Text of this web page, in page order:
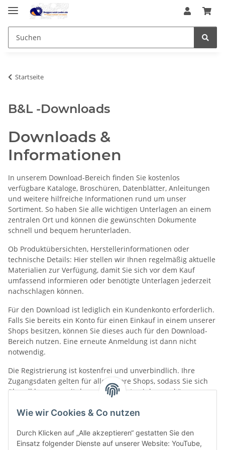
Wie wir Cookies & Co nutzen
Durch Klicken auf „Alle akzeptieren“ gestatten Sie den
Einsatz folgender Dienste auf unserer Website: YouTube,
Startseite
B&L -Downloads
Downloads &
Informationen
In unserem Download-Bereich finden Sie kostenlos
verfügbare Kataloge, Broschüren, Datenblätter, Anleitungen
und weitere hilfreiche Informationen rund um unser
Sortiment. So haben Sie alle wichtigen Unterlagen an einem
zentralen Ort und können die gewünschten Dokumente
schnell und bequem herunterladen.
Ob Produktübersichten, Herstellerinformationen oder
technische Details: Hier stellen wir Ihnen regelmäßig aktuelle
Materialien zur Verfügung, damit Sie sich vor dem Kauf
umfassend informieren oder benötigte Unterlagen jederzeit
nachschlagen können.
Für den Download ist lediglich ein Kundenkonto erforderlich.
Falls Sie bereits ein Konto für einen Einkauf in einem unserer
Shops besitzen, können Sie dieses auch für den Download-
Bereich nutzen. Eine erneute Anmeldung ist dann nicht
notwendig.
Die Registrierung ist kostenfrei und unverbindlich. Ihre
Zugangsdaten gelten für alle unsere Shops, sodass Sie sich
überall bequem mit demselben Konto einloggen können.
Kategorien